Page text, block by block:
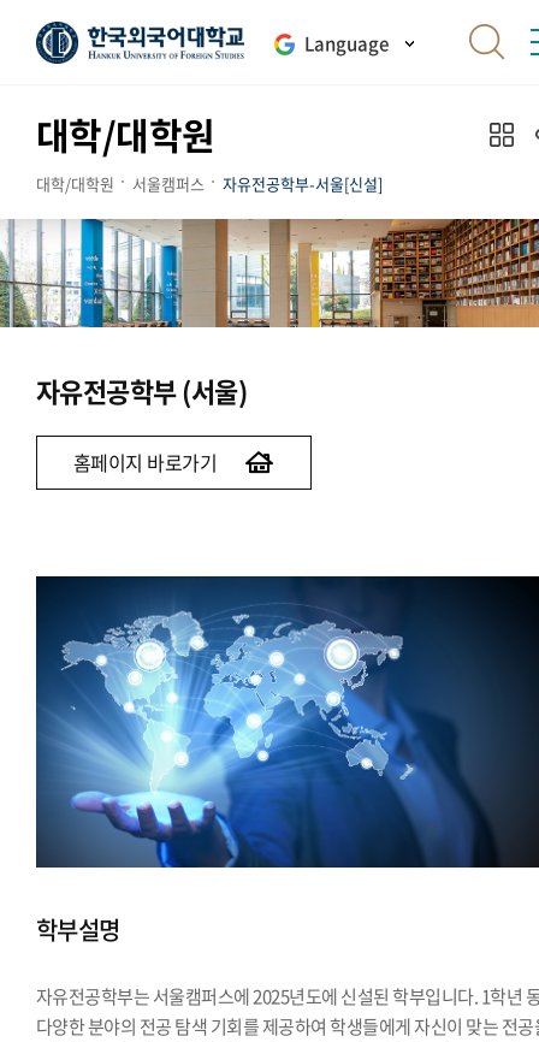
Language
대학/대학원
대학/대학원 서울캠퍼스 자유전공학부-서울[신설]
자유전공학부 (서울)
홈페이지 바로가기
학부설명
자유전공학부는 서울캠퍼스에 2025년도에 신설된 학부입니다. 1학년
다양한 분야의 전공 탐색 기회를 제공하여 학생들에게 자신이 맞는 전